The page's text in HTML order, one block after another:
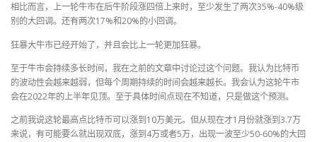
相比而言，上一轮牛市在后牛阶段涨四倍上来时，至少发生了两次35%-40%级
别的大回调。还有两次17%和20%的小回调。
狂暴大牛市已经开始了，并且会比上一轮更加狂暴。
至于牛市会持续多长时间，我在之前的文章中讨论过这个问题。我认为比特币
的波动性会越来越弱，但每个周期持续的时间会越来越长。我会认为这轮牛市
会在2022年的上半年见顶。至于具体时间点现在不知道，只是做这个预测。
之前我说这轮最高点比特币可以涨到10万美元。但从现在才1月份就涨到3.7万
来说，有可能要么就出现双底，涨到4万或者5万，出现一波至少50-60%的大回